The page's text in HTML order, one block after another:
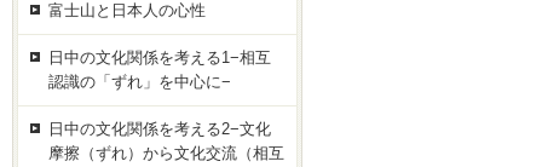
富士山と日本人の心性
日中の文化関係を考える1−相互
認識の「ずれ」を中心に−
日中の文化関係を考える2−文化
摩擦（ずれ）から文化交流（相互